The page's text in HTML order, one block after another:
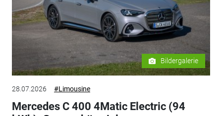
Bildergalerie
28.07.2026 #Limousine
Mercedes C 400 4Matic Electric (94